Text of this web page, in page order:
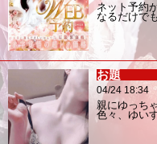
ネット予約
なるだけで
お題
04/24 18:34
親にゆっち
色々、ゆい